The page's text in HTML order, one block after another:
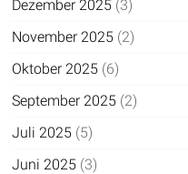
Dezember 2025 (3)
November 2025 (2)
Oktober 2025 (6)
September 2025 (2)
Juli 2025 (5)
Juni 2025 (3)